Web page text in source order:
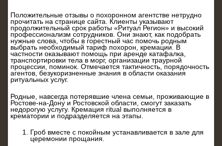
Положительные отзывы о похоронном агентстве нетрудно
прочитать на странице сайта. Клиенты указывают
продолжительный срок работы «Ритуал Регион» и высокий
профессионализм сотрудников. Они знают, как подобрать
нужные слова, чтобы в горестный час помочь родным
выбрать необходимый тариф похорон, кремации. В
частности оказывают помощь при аренде катафалка,
транспортировки тела в морг, организации траурной
процессии, поминок. Отмечается тактичность, порядочность
агентов, безукоризненные знания в области оказания
ритуальных услуг.
Родные, навсегда потерявшие члена семьи, проживающие в
Ростове-на-Дону и Ростовской области, смогут заказать
недорогую услугу. Кремация ritual выполняется в
крематории и подразделяется на этапы.
Гроб вместе с покойным устанавливается в зале для
церемонии прощания.